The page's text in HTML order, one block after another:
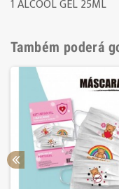
1 ÁLCOOL GEL 25ML
Também poderá